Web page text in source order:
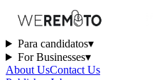
Para candidatos▾
For Businesses▾
About UsContact Us